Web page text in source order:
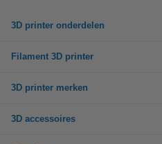
3D printer onderdelen
Filament 3D printer
3D printer merken
3D accessoires